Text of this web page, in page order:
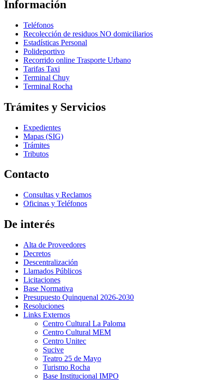
Información
Teléfonos
Recolección de residuos NO domiciliarios
Estadísticas Personal
Polideportivo
Recorrido online Trasporte Urbano
Tarifas Taxi
Terminal Chuy
Terminal Rocha
Trámites y Servicios
Expedientes
Mapas (SIG)
Trámites
Tributos
Contacto
Consultas y Reclamos
Oficinas y Teléfonos
De interés
Alta de Proveedores
Decretos
Descentralización
Llamados Públicos
Licitaciones
Base Normativa
Presupuesto Quinquenal 2026-2030
Resoluciones
Links Externos
Centro Cultural La Paloma
Centro Cultural MEM
Centro Unitec
Sucive
Teatro 25 de Mayo
Turismo Rocha
Base Institucional IMPO